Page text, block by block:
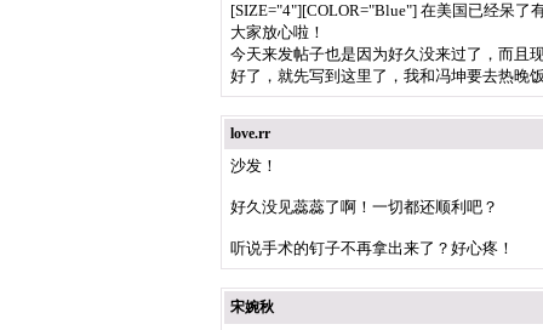
[SIZE="4"][COLOR="Blue"] 在美国已经呆
大家放心啦！
今天来发帖子也是因为好久没来过了，而且
好了，就先写到这里了，我和冯坤要去热晚
love.rr
沙发！
好久没见蕊蕊了啊！一切都还顺利吧？
听说手术的钉子不再拿出来了？好心疼！
宋婉秋